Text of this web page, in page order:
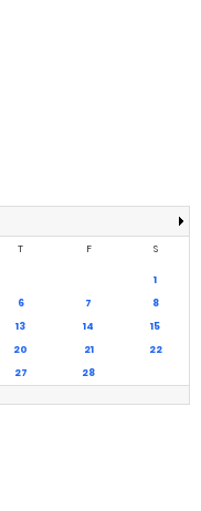
T F S
1
6 7
8
13 14
15
20 21
22
27 28